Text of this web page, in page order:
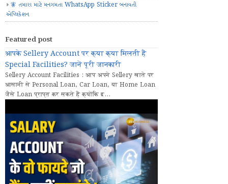
🧚 તમારા માટે મનગમતા WhatsApp Sticker બનાવતી
એપ્લિકેશન
Featured post
आपके Sellery Account पर क्या क्या मिलती हैं
Special Facilities? जानें पूरी जानकारी
Sellery Account Facilities : आप अपने Sellery खाते पर
आसानी से Personal Loan, Car Loan, या Home Loan
जैसे Loan प्राप्त कर सकते हैं क्योंकि इ...